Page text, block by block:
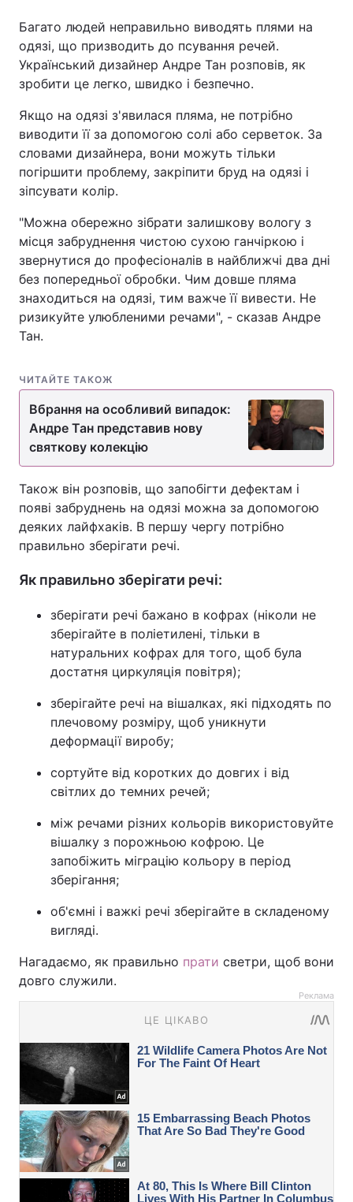
Багато людей неправильно виводять плями на
одязі, що призводить до псування речей.
Український дизайнер Андре Тан розповів, як
зробити це легко, швидко і безпечно.
Якщо на одязі з'явилася пляма, не потрібно
виводити її за допомогою солі або серветок. За
словами дизайнера, вони можуть тільки
погіршити проблему, закріпити бруд на одязі і
зіпсувати колір.
"Можна обережно зібрати залишкову вологу з
місця забруднення чистою сухою ганчіркою і
звернутися до професіоналів в найближчі два дні
без попередньої обробки. Чим довше пляма
знаходиться на одязі, тим важче її вивести. Не
ризикуйте улюбленими речами", - сказав Андре
Тан.
ЧИТАЙТЕ ТАКОЖ
Вбрання на особливий випадок:
Андре Тан представив нову
святкову колекцію
Також він розповів, що запобігти дефектам і
появі забруднень на одязі можна за допомогою
деяких лайфхаків. В першу чергу потрібно
правильно зберігати речі.
Як правильно зберігати речі:
зберігати речі бажано в кофрах (ніколи не
зберігайте в поліетилені, тільки в
натуральних кофрах для того, щоб була
достатня циркуляція повітря);
зберігайте речі на вішалках, які підходять по
плечовому розміру, щоб уникнути
деформації виробу;
сортуйте від коротких до довгих і від
світлих до темних речей;
між речами різних кольорів використовуйте
вішалку з порожньою кофрою. Це
запобіжить міграцію кольору в період
зберігання;
об'ємні і важкі речі зберігайте в складеному
вигляді.
Нагадаємо, як правильно прати светри, щоб вони
довго служили.
Реклама